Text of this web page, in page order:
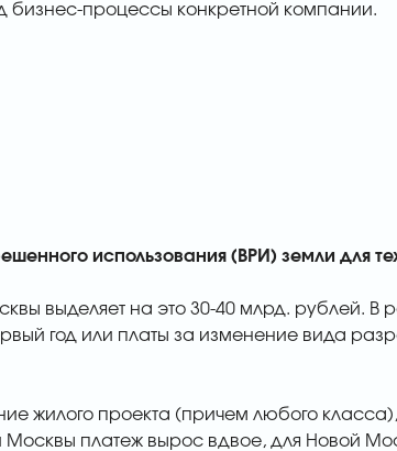
бизнес-процессы конкретной компании.
использования (ВРИ) земли для
выделяет на это 30-40 млрд. рублей.
год или платы за изменение вида
жилого проекта (причем любого
платеж вырос вдвое, для Новой